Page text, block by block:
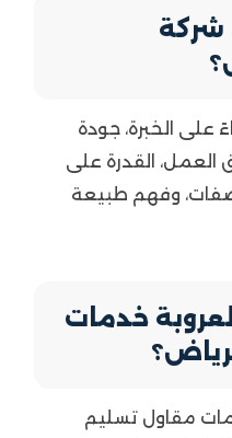
شركة
على الخبرة، جودة
العمل، القدرة على
وفهم طبيعة
خدمات
مقاول تسليم